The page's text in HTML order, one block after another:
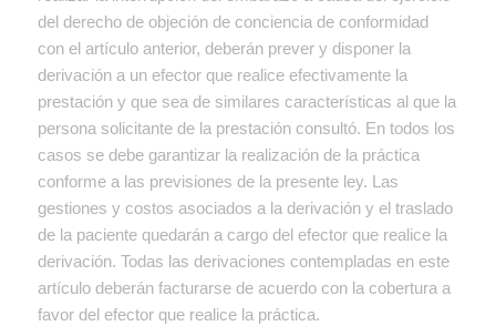
del derecho de objeción de conciencia de conformidad
con el artículo anterior, deberán prever y disponer la
derivación a un efector que realice efectivamente la
prestación y que sea de similares características al que la
persona solicitante de la prestación consultó. En todos los
casos se debe garantizar la realización de la práctica
conforme a las previsiones de la presente ley. Las
gestiones y costos asociados a la derivación y el traslado
de la paciente quedarán a cargo del efector que realice la
derivación. Todas las derivaciones contempladas en este
artículo deberán facturarse de acuerdo con la cobertura a
favor del efector que realice la práctica.